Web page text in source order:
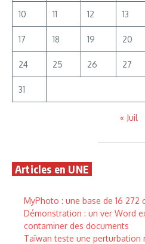
10 11 12 13
17 18 19 20
24 25 26 27
31
« Juil
Articles en UNE
MyPhoto : une base de 16 272
Démonstration : un ver Word
contaminer des documents
Taïwan teste une perturbation